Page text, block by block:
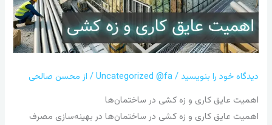
دیدگاه‌ خود را بنویسید /
Uncategorized @fa/ از محسن صالحی
اهمیت عایق کاری و زه کشی در ساختمان‌ها
اهمیت عایق کاری و زه کشی در ساختمان‌ها در بهینه‌سازی مصرف